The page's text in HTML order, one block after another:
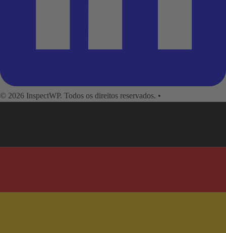
© 2026 InspectWP. Todos os direitos reservados. •